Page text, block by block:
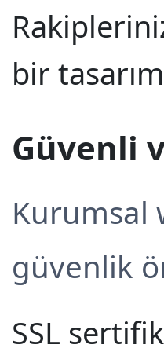
bir
Güvenli
Kurumsal
güvenlik
SSL